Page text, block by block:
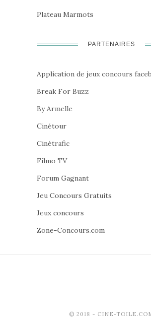
Plateau Marmots
PARTENAIRES
Application de jeux concours
Break For Buzz
By Armelle
Cinétour
Cinétrafic
Filmo TV
Forum Gagnant
Jeu Concours Gratuits
Jeux concours
Zone-Concours.com
© 2018 - CINE-